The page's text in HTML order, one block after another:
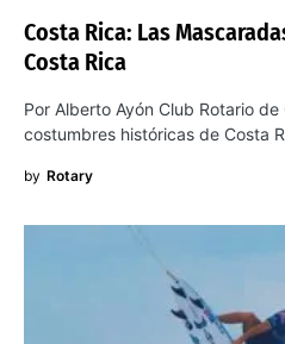
Costa Rica: Las
Costa Rica
Por Alberto Ayón Club Rotario
costumbres históricas de Costa
by Rotary